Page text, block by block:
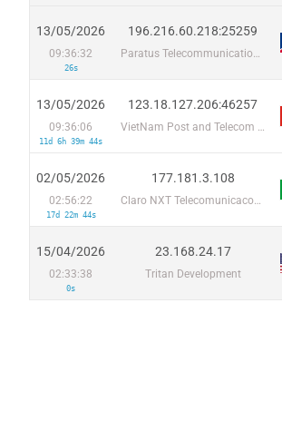
13/05/2026
09:36:32
26s
196.216.60.218:25259
Paratus Telecommunications Limited
13/05/2026
09:36:06
11d 6h 39m 44s
123.18.127.206:46257
VietNam Post and Telecom Corporation
02/05/2026
02:56:22
17d 22m 44s
177.181.3.108
Claro NXT Telecomunicacoes Ltda
15/04/2026
02:33:38
0s
23.168.24.17
Tritan Development